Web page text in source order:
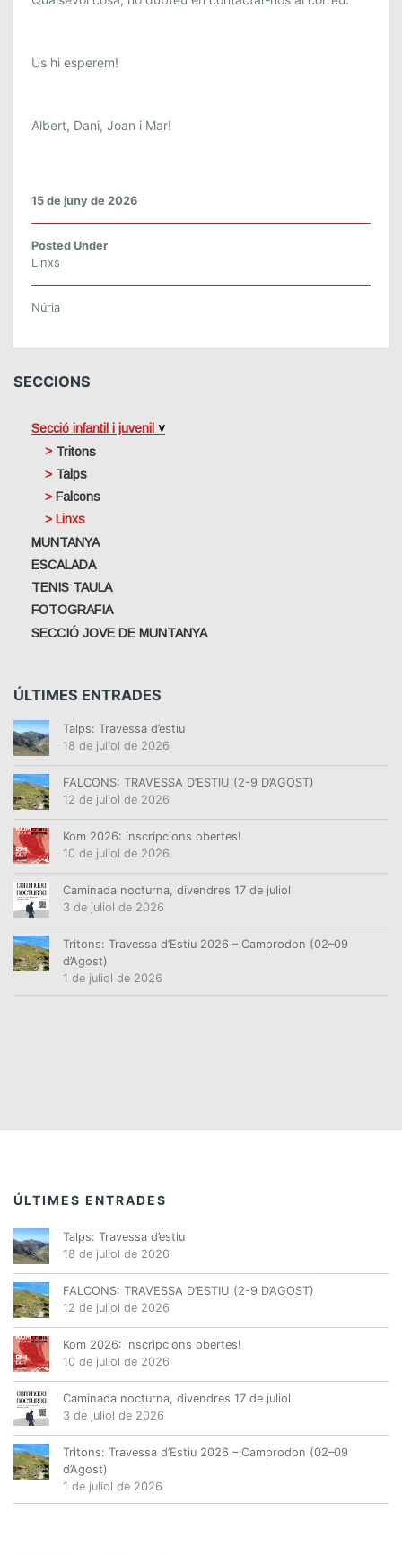
Us hi esperem!
Albert, Dani, Joan i Mar!
15 de juny de 2026
Posted Under
Linxs
Núria
SECCIONS
Secció infantil i juvenil
Tritons
Talps
Falcons
Linxs
MUNTANYA
ESCALADA
TENIS TAULA
FOTOGRAFIA
SECCIÓ JOVE DE MUNTANYA
ÚLTIMES ENTRADES
Talps: Travessa d’estiu
18 de juliol de 2026
FALCONS: TRAVESSA D’ESTIU (2-9 D’AGOST)
12 de juliol de 2026
Kom 2026: inscripcions obertes!
10 de juliol de 2026
Caminada nocturna, divendres 17 de juliol
3 de juliol de 2026
Tritons: Travessa d’Estiu 2026 – Camprodon (02–09
d’Agost)
1 de juliol de 2026
ÚLTIMES ENTRADES
Talps: Travessa d’estiu
18 de juliol de 2026
FALCONS: TRAVESSA D’ESTIU (2-9 D’AGOST)
12 de juliol de 2026
Kom 2026: inscripcions obertes!
10 de juliol de 2026
Caminada nocturna, divendres 17 de juliol
3 de juliol de 2026
Tritons: Travessa d’Estiu 2026 – Camprodon (02–09
d’Agost)
1 de juliol de 2026